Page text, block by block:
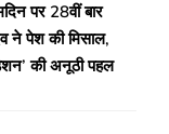
पर 28वीं बार
ने पेश की मिसाल,
की अनूठी पहल